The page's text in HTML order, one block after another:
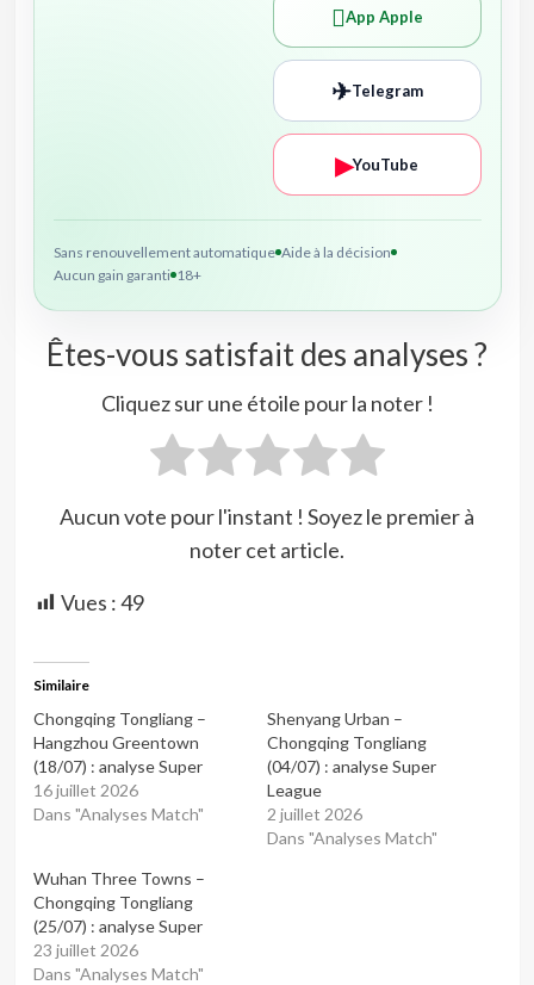
App Apple
✈Telegram
▶YouTube
Sans renouvellement automatique Aide à la décision
Aucun gain garanti 18+
Êtes-vous satisfait des analyses ?
Cliquez sur une étoile pour la noter !
Aucun vote pour l'instant ! Soyez le premier à
noter cet article.
Vues :49
Similaire
Chongqing Tongliang –
Hangzhou Greentown
(18/07) : analyse Super
16 juillet 2026
Dans "Analyses Match"
Shenyang Urban –
Chongqing Tongliang
(04/07) : analyse Super
League
2 juillet 2026
Dans "Analyses Match"
Wuhan Three Towns –
Chongqing Tongliang
(25/07) : analyse Super
23 juillet 2026
Dans "Analyses Match"